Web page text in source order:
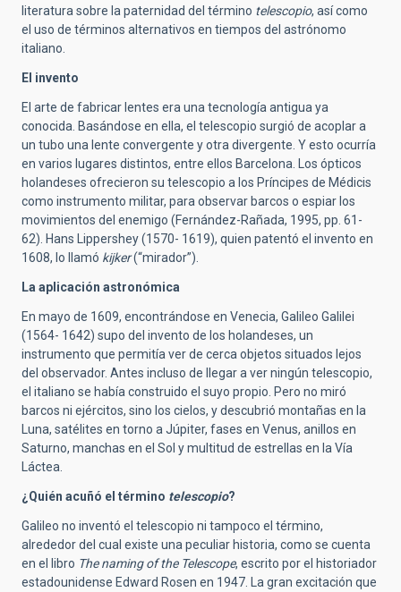
literatura sobre la paternidad del término telescopio, así como
el uso de términos alternativos en tiempos del astrónomo
italiano.
El invento
El arte de fabricar lentes era una tecnología antigua ya
conocida. Basándose en ella, el telescopio surgió de acoplar a
un tubo una lente convergente y otra divergente. Y esto ocurría
en varios lugares distintos, entre ellos Barcelona. Los ópticos
holandeses ofrecieron su telescopio a los Príncipes de Médicis
como instrumento militar, para observar barcos o espiar los
movimientos del enemigo (Fernández-Rañada, 1995, pp. 61-
62). Hans Lippershey (1570- 1619), quien patentó el invento en
1608, lo llamó kijker(“mirador”).
La aplicación astronómica
En mayo de 1609, encontrándose en Venecia, Galileo Galilei
(1564- 1642) supo del invento de los holandeses, un
instrumento que permitía ver de cerca objetos situados lejos
del observador. Antes incluso de llegar a ver ningún telescopio,
el italiano se había construido el suyo propio. Pero no miró
barcos ni ejércitos, sino los cielos, y descubrió montañas en la
Luna, satélites en torno a Júpiter, fases en Venus, anillos en
Saturno, manchas en el Sol y multitud de estrellas en la Vía
Láctea.
¿Quién acuñó el término telescopio?
Galileo no inventó el telescopio ni tampoco el término,
alrededor del cual existe una peculiar historia, como se cuenta
en el libro The naming of the Telescope, escrito por el historiador
estadounidense Edward Rosen en 1947. La gran excitación que